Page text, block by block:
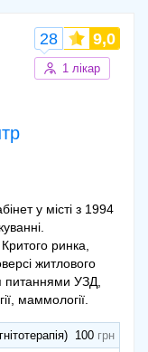
28 9,0
1 лікар
у місті з 1994
ринка,
житлового
питаннями УЗД,
маммології.
100